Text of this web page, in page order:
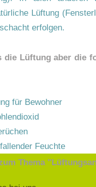
Lüftung
erfolgen.
die Lüftung aber die
für Bewohner
Feuchte
Thema